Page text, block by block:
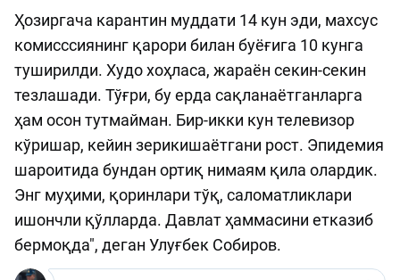
Ҳозиргача карантин муддати 14 кун эди, махсус
комисссиянинг қарори билан буёғига 10 кунга
туширилди. Худо хоҳласа, жараён секин-секин
тезлашади. Тўғри, бу ерда сақланаётганларга
ҳам осон тутмайман. Бир-икки кун телевизор
кўришар, кейин зерикишаётгани рост. Эпидемия
шароитида бундан ортиқ нимаям қила олардик.
Энг муҳими, қоринлари тўқ, саломатликлари
ишончли қўлларда. Давлат ҳаммасини етказиб
бермоқда", деган Улуғбек Собиров.